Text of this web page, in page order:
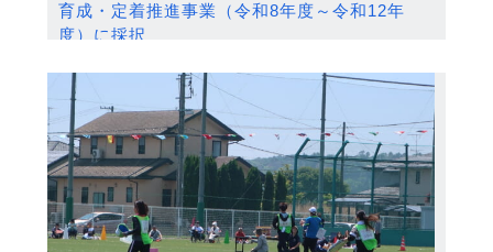
育成・定着推進事業（令和8年度～令和12年
度）に採択